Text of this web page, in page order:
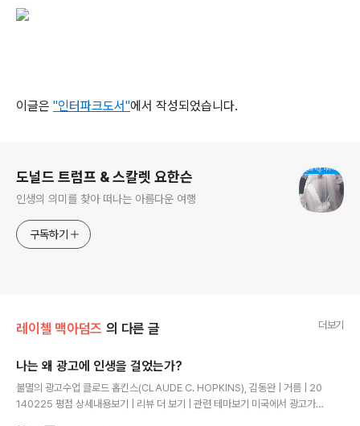
이글은 "인터파크도서"에서 작성되었습니다.
도널드 트럼프 & 스칼렛 요한슨
인생의 의미를 찾아 떠나는 아름다운 여행
구독하기
레이첼 맥아덤즈 의 다른 글 더보기
나는 왜 광고에 인생을 걸었는가?
불멸의 광고수업 클로드 홉킨스(CLAUDE C. HOPKINS), 김동완 | 거름 | 20
140225 평점 상세내용보기 | 리뷰 더 보기 | 관련 테마보기 미국에서 광고가